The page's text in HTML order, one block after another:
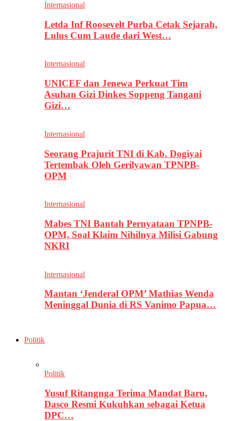
Internasional
Letda Inf Roosevelt Purba Cetak Sejarah,
Lulus Cum Laude dari West…
Internasional
UNICEF dan Jenewa Perkuat Tim
Asuhan Gizi Dinkes Soppeng Tangani
Gizi…
Internasional
Seorang Prajurit TNI di Kab. Dogiyai
Tertembak Oleh Gerilyawan TPNPB-
OPM
Internasional
Mabes TNI Bantah Pernyataan TPNPB-
OPM, Soal Klaim Nihilnya Milisi Gabung
NKRI
Internasional
Mantan ‘Jenderal OPM’ Mathias Wenda
Meninggal Dunia di RS Vanimo Papua…
Politik
Politik
Yusuf Ritangnga Terima Mandat Baru,
Dasco Resmi Kukuhkan sebagai Ketua
DPC…